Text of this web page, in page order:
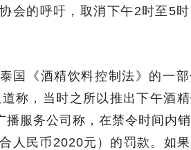
会的呼吁，取消下午2时至5
国《酒精饮料控制法》的一
称，当时之所以推出下午酒
服务公司称，在禁令时间内
人民币2020元）的罚款。如